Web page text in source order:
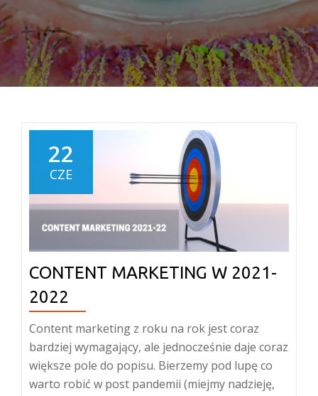
22
CZE
CONTENT MARKETING W 2021-
2022
Content marketing z roku na rok jest coraz
bardziej wymagający, ale jednocześnie daje coraz
większe pole do popisu. Bierzemy pod lupę co
warto robić w post pandemii (miejmy nadzieję,